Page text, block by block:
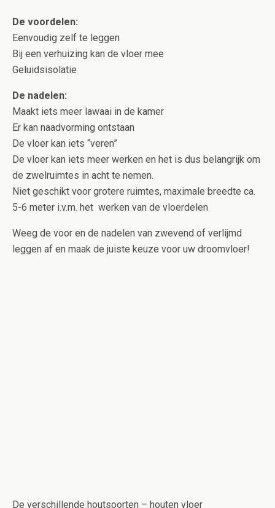
De voordelen:
Eenvoudig zelf te leggen
Bij een verhuizing kan de vloer mee
Geluidsisolatie
De nadelen:
Maakt iets meer lawaai in de kamer
Er kan naadvorming ontstaan
De vloer kan iets “veren”
De vloer kan iets meer werken en het is dus belangrijk om
de zwelruimtes in acht te nemen.
Niet geschikt voor grotere ruimtes, maximale breedte ca.
5-6 meter i.v.m. het werken van de vloerdelen
Weeg de voor en de nadelen van zwevend of verlijmd
leggen af en maak de juiste keuze voor uw droomvloer!
De verschillende houtsoorten – houten vloer